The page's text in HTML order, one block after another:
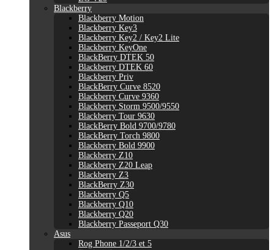
Blackberry
Blackberry Motion
Blackberry Key3
Blackberry Key2 / Key2 Lite
Blackberry KeyOne
BlackBerry DTEK 50
Blackberry DTEK 60
Blackberry Priv
BlackBerry Curve 8520
Blackberry Curve 9360
Blackberry Storm 9500/9550
Blackberry Tour 9630
BlackBerry Bold 9700/9780
BlackBerry Torch 9800
Blackberry Bold 9900
Blackberry Z10
Blackberry Z20 Leap
Blackberry Z3
BlackBerry Z30
Blackberry Q5
Blackberry Q10
Blackberry Q20
Blackberry Passeport Q30
Asus
Rog Phone 1/2/3 et 5